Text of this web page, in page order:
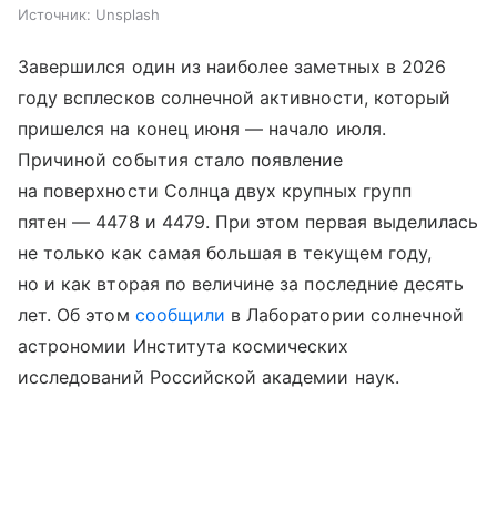
Источник: Unsplash
Завершился один из наиболее заметных в 2026
году всплесков солнечной активности, который
пришелся на конец июня — начало июля.
Причиной события стало появление
на поверхности Солнца двух крупных групп
пятен — 4478 и 4479. При этом первая выделилась
не только как самая большая в текущем году,
но и как вторая по величине за последние десять
лет. Об этом сообщили в Лаборатории солнечной
астрономии Института космических
исследований Российской академии наук.